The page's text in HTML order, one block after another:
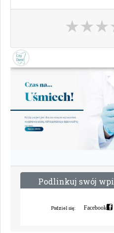
Podlinkuj swój wpi
Podziel się: Facebook